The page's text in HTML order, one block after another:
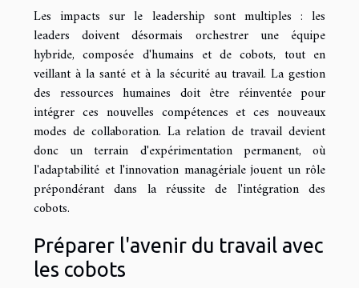
Les impacts sur le leadership sont multiples : les
leaders doivent désormais orchestrer une équipe
hybride, composée d'humains et de cobots, tout en
veillant à la santé et à la sécurité au travail. La gestion
des ressources humaines doit être réinventée pour
intégrer ces nouvelles compétences et ces nouveaux
modes de collaboration. La relation de travail devient
donc un terrain d'expérimentation permanent, où
l'adaptabilité et l'innovation managériale jouent un rôle
prépondérant dans la réussite de l'intégration des
cobots.
Préparer l'avenir du travail avec
les cobots